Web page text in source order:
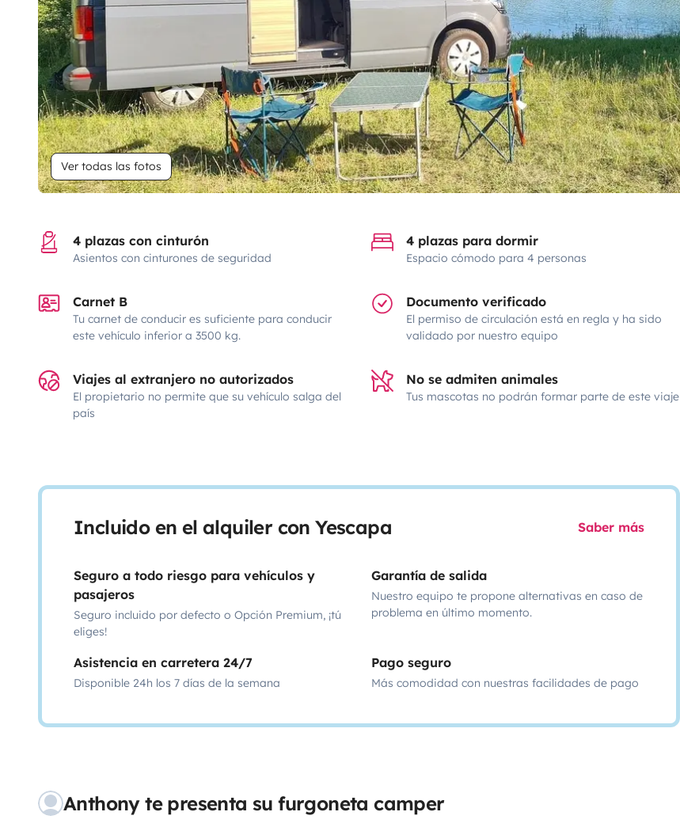
Ver todas las fotos
4 plazas con cinturón
Asientos con cinturones de seguridad
4 plazas para dormir
Espacio cómodo para 4 personas
Carnet B
Tu carnet de conducir es suficiente para conducir
este vehículo inferior a 3500 kg.
Documento verificado
El permiso de circulación está en regla y ha sido
validado por nuestro equipo
Viajes al extranjero no autorizados
El propietario no permite que su vehículo salga del
país
No se admiten animales
Tus mascotas no podrán formar parte de este viaje
Incluido en el alquiler con Yescapa Saber más
Seguro a todo riesgo para vehículos y
pasajeros
Seguro incluido por defecto o Opción Premium, ¡tú
eliges!
Garantía de salida
Nuestro equipo te propone alternativas en caso de
problema en último momento.
Asistencia en carretera 24/7
Disponible 24h los 7 días de la semana
Pago seguro
Más comodidad con nuestras facilidades de pago
Anthony te presenta su furgoneta camper